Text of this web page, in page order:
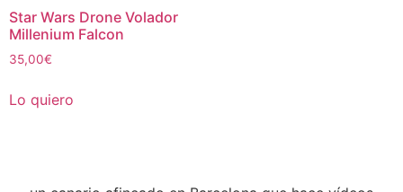
Star Wars Drone Volador
Millenium Falcon
35,00€
Lo quiero